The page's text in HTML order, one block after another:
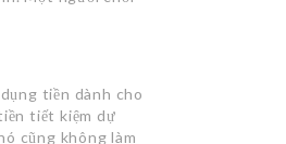
tiền dành cho
tiết kiệm dự
cũng không làm